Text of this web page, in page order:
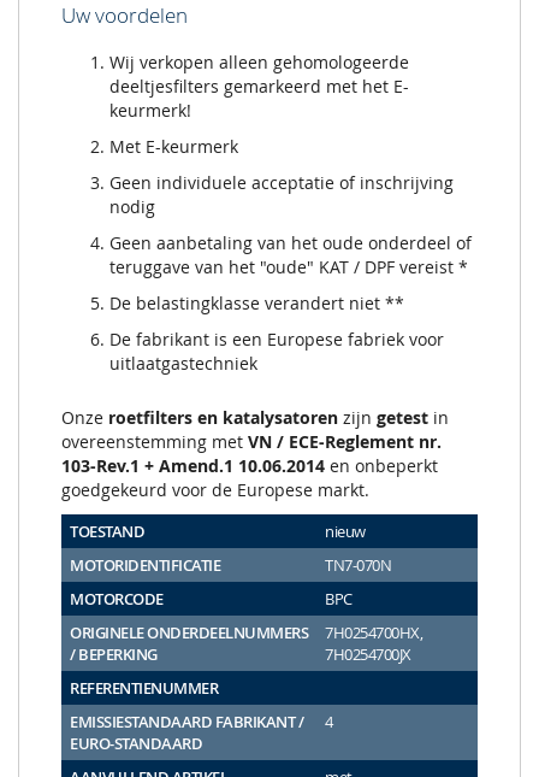
Uw voordelen
Wij verkopen alleen gehomologeerde
deeltjesfilters gemarkeerd met het E-
keurmerk!
Met E-keurmerk
Geen individuele acceptatie of inschrijving
nodig
Geen aanbetaling van het oude onderdeel of
teruggave van het "oude" KAT / DPF vereist *
De belastingklasse verandert niet **
De fabrikant is een Europese fabriek voor
uitlaatgastechniek
Onze roetfilters en katalysatoren zijn getest in
overeenstemming met VN / ECE-Reglement nr.
103-Rev.1 + Amend.1 10.06.2014 en onbeperkt
goedgekeurd voor de Europese markt.
TOESTAND
nieuw
MOTORIDENTIFICATIE
TN7-070N
MOTORCODE
BPC
ORIGINELE ONDERDEELNUMMERS
/ BEPERKING
7H0254700HX,
7H0254700JX
REFERENTIENUMMER
EMISSIESTANDAARD FABRIKANT /
EURO-STANDAARD
4